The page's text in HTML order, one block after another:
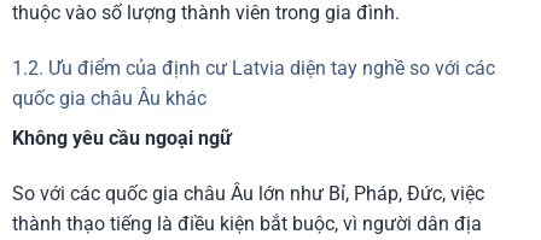
thuộc vào số lượng thành viên trong gia đình.
1.2. Ưu điểm của định cư Latvia diện tay nghề so với các
quốc gia châu Âu khác
Không yêu cầu ngoại ngữ
So với các quốc gia châu Âu lớn như Bỉ, Pháp, Đức, việc
thành thạo tiếng là điều kiện bắt buộc, vì người dân địa